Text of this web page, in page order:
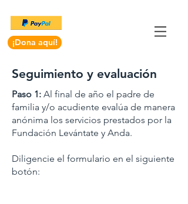
¡Dona aquí!
Seguimiento y evaluación
Paso 1: Al final de año el padre de
familia y/o acudiente evalúa de manera
anónima los servicios prestados por la
Fundación Levántate y Anda.
Diligencie el formulario en el siguiente
botón: